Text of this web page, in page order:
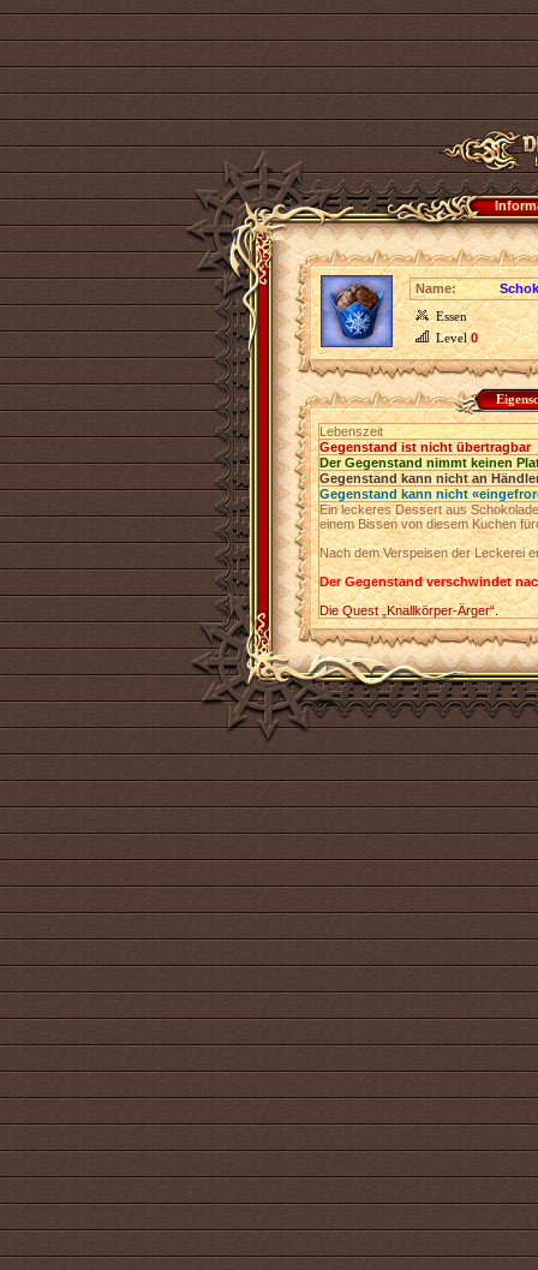
Name:
Essen
Level0
Lebenszeit
Gegenstand ist nicht übertragbar
Der Gegenstand nimmt keinen
Gegenstand kann nicht an
Gegenstand kann nicht
Ein leckeres Dessert aus
einem Bissen von diesem Kuchen
Nach dem Verspeisen der Leckerei
Der Gegenstand verschwindet
Die Quest „Knallkörper-Ärger“.